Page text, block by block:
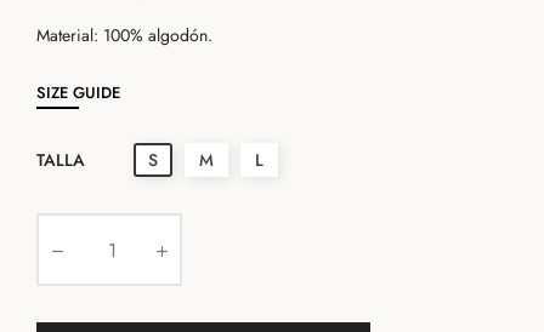
Material: 100% algodón.
SIZE GUIDE
TALLA S M L